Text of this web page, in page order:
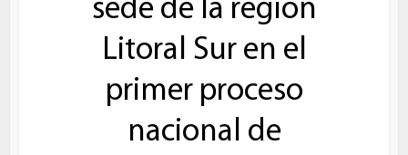
sede de la región
Litoral Sur en el
primer proceso
nacional de